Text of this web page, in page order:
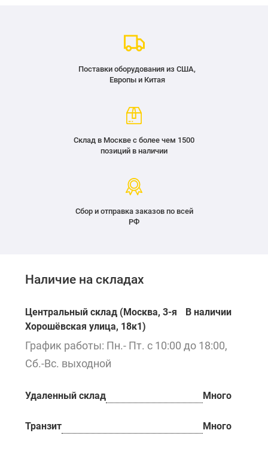
Поставки оборудования из США,
Европы и Китая
Склад в Москве с более чем 1500
позиций в наличии
Сбор и отправка заказов по всей
РФ
Наличие на складах
Центральный склад (Москва, 3-я
Хорошёвская улица, 18к1)
В наличии
График работы: Пн.- Пт. с 10:00 до 18:00,
Сб.-Вс. выходной
Удаленный склад Много
Транзит Много